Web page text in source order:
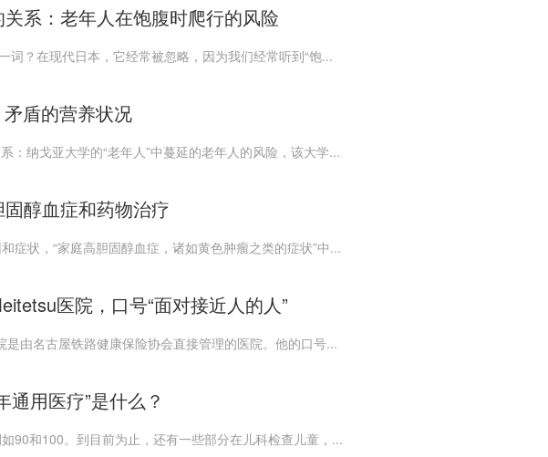
系：老年人在饱腹时爬行的风险
词？在现代日本，它经常被忽略，因为我们经常听到“饱...
盾的营养状况
：纳戈亚大学的“老年人”中蔓延的老年人的风险，该大学...
醇血症和药物治疗
症状，“家庭高胆固醇血症，诸如黄色肿瘤之类的症状”中...
医院，口号“面对接近人的人”
由名古屋铁路健康保险协会直接管理的医院。他的口号...
通用医疗”是什么？
90和100。到目前为止，还有一些部分在儿科检查儿童，...